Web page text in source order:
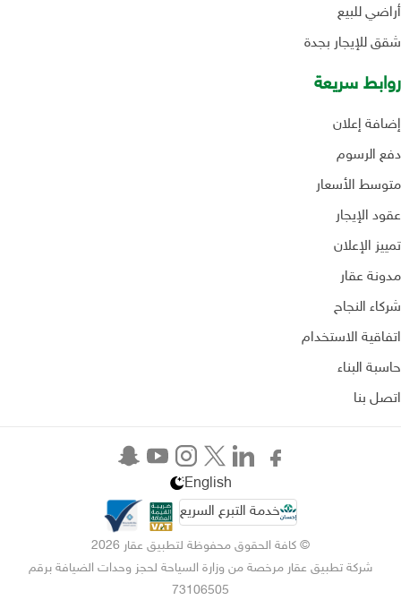
أراضي للبيع
شقق للإيجار بجدة
روابط سريعة
إضافة إعلان
دفع الرسوم
متوسط الأسعار
عقود الإيجار
تمييز الإعلان
مدونة عقار
شركاء النجاح
اتفاقية الاستخدام
حاسبة البناء
اتصل بنا
English
خدمة التبرع السريع
© كافة الحقوق محفوظة لتطبيق عقار 2026
شركة تطبيق عقار مرخصة من وزارة السياحة لحجز وحدات الضيافة برقم
73106505